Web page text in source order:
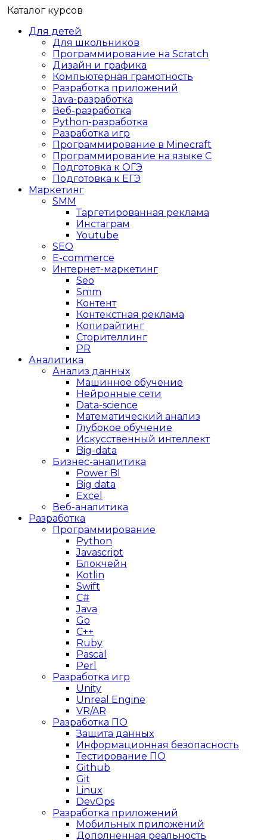
Каталог курсов
Для детей
Для школьников
Программирование на Scratch
Дизайн и графика
Компьютерная грамотность
Разработка приложений
Java-разработка
Веб-разработка
Python-разработка
Разработка игр
Программирование в Minecraft
Программирование на языке C
Подготовка к ОГЭ
Подготовка к ЕГЭ
Маркетинг
SMM
Таргетированная реклама
Инстаграм
Youtube
SEO
E-сommerce
Интернет-маркетинг
Seo
Smm
Контент
Контекстная реклама
Копирайтинг
Сторителлинг
PR
Аналитика
Анализ данных
Машинное обучение
Нейронные сети
Data-science
Математический анализ
Глубокое обучение
Искусственный интеллект
Big-data
Бизнес-аналитика
Power BI
Big data
Excel
Веб-аналитика
Разработка
Программирование
Python
Javascript
Блокчейн
Kotlin
Swift
C#
Java
Go
C++
Ruby
Pascal
Perl
Разработка игр
Unity
Unreal Engine
VR/AR
Разработка ПО
Защита данных
Информационная безопасность
Тестирование ПО
Github
Git
Linux
DevOps
Разработка приложений
Мобильных приложений
Дополненная реальность